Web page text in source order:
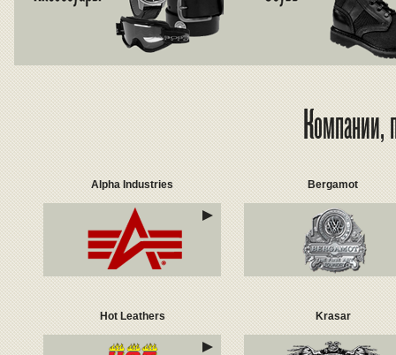
Компании,
Alpha Industries Bergamot
Hot Leathers Krasar